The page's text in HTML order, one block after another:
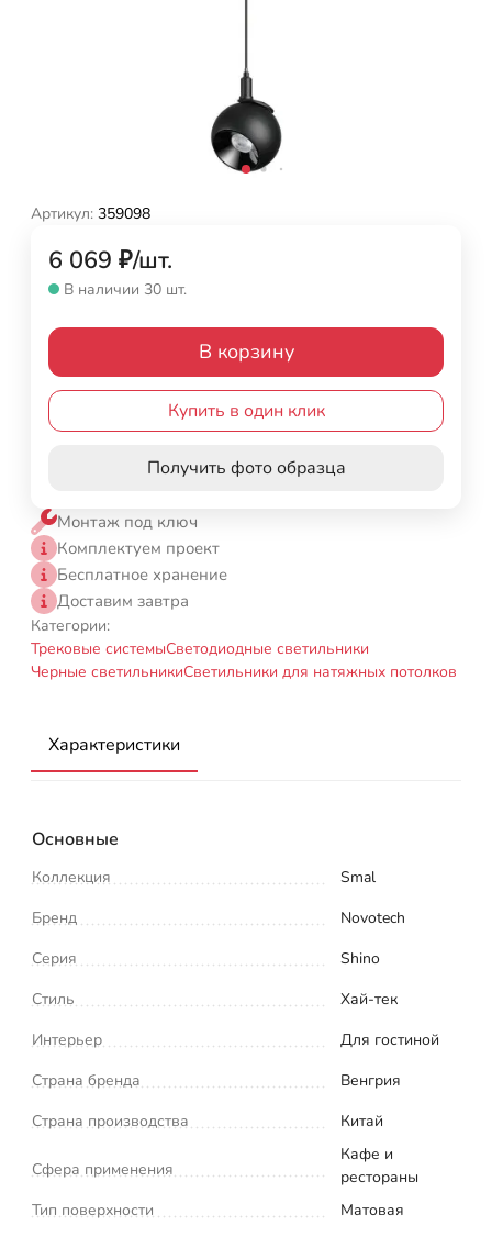
Артикул: 359098
6 069 ₽/шт.
В наличии 30 шт.
В корзину
Купить в один клик
Получить фото образца
Монтаж под ключ
Комплектуем проект
Бесплатное хранение
Доставим завтра
Категории:
Трековые системыСветодиодные светильники
Черные светильникиСветильники для натяжных потолков
Характеристики
Основные
Коллекция
Smal
Бренд
Novotech
Серия
Shino
Стиль
Хай-тек
Интерьер
Для гостиной
Страна бренда
Венгрия
Страна производства
Китай
Сфера применения
Кафе и
рестораны
Тип поверхности
Матовая